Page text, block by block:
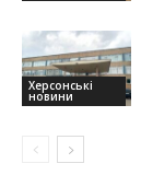
Херсонські
новини